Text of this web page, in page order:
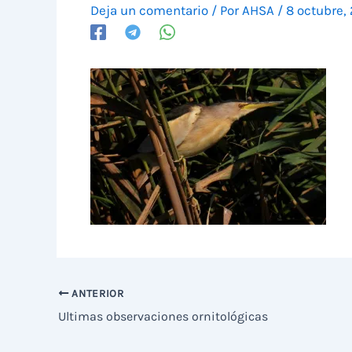
Deja un comentario / Por AHSA / 8 octubre,
ANTERIOR
Ultimas observaciones ornitológicas